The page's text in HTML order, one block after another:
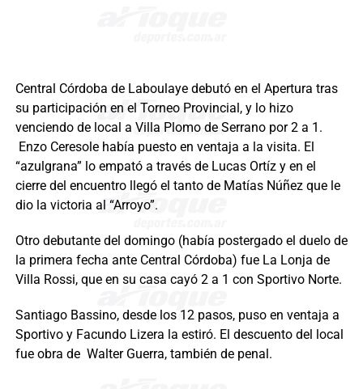
Central Córdoba de Laboulaye debutó en el Apertura tras
su participación en el Torneo Provincial, y lo hizo
venciendo de local a Villa Plomo de Serrano por 2 a 1.
Enzo Ceresole había puesto en ventaja a la visita. El
“azulgrana” lo empató a través de Lucas Ortíz y en el
cierre del encuentro llegó el tanto de Matías Núñez que le
dio la victoria al “Arroyo”.
Otro debutante del domingo (había postergado el duelo de
la primera fecha ante Central Córdoba) fue La Lonja de
Villa Rossi, que en su casa cayó 2 a 1 con Sportivo Norte.
Santiago Bassino, desde los 12 pasos, puso en ventaja a
Sportivo y Facundo Lizera la estiró. El descuento del local
fue obra de Walter Guerra, también de penal.